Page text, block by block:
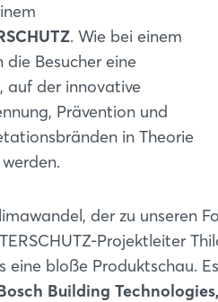
. Wie bei einem
Besucher eine
auf der innovative
Prävention und
in Theorie
der zu unseren
Projektleiter
eine bloße Produktschau.
Building